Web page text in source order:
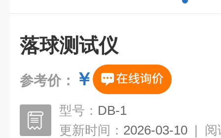
落球测试仪
参考价： ￥
型号： DB-1
更新时间： 2026-03-10 | 阅